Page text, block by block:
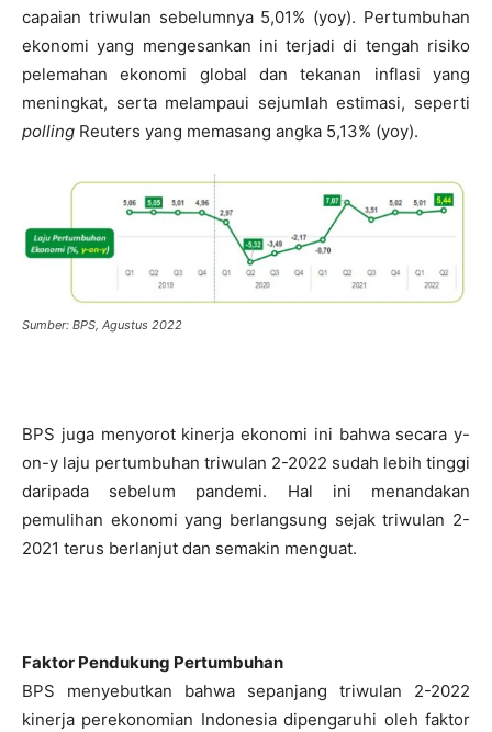
capaian triwulan sebelumnya 5,01% (yoy). Pertumbuhan
ekonomi yang mengesankan ini terjadi di tengah risiko
pelemahan ekonomi global dan tekanan inflasi yang
meningkat, serta melampaui sejumlah estimasi, seperti
polling Reuters yang memasang angka 5,13% (yoy).
Sumber: BPS, Agustus 2022
BPS juga menyorot kinerja ekonomi ini bahwa secara y-
on-y laju pertumbuhan triwulan 2-2022 sudah lebih tinggi
daripada sebelum pandemi. Hal ini menandakan
pemulihan ekonomi yang berlangsung sejak triwulan 2-
2021 terus berlanjut dan semakin menguat.
Faktor Pendukung Pertumbuhan
BPS menyebutkan bahwa sepanjang triwulan 2-2022
kinerja perekonomian Indonesia dipengaruhi oleh faktor